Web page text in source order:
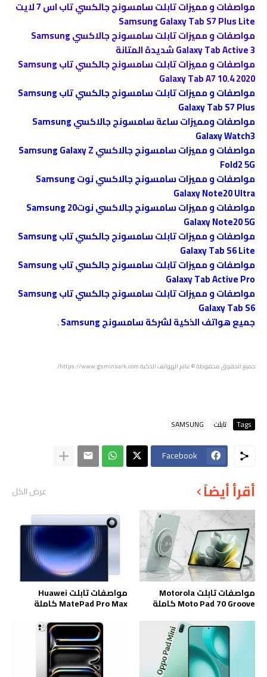
مواصفات و مميزات تابلت سامسونج جالكسي تاب اس 7 لايت
Samsung Galaxy Tab S7 Plus Lite
مواصفات و مميزات تابلت سامسونج جالاكسي Samsung
Galaxy Tab Active 3 شديدة المتانة
مواصفات و مميزات تابلت سامسونج جالكسي تاب Samsung
Galaxy Tab A7 10.4 2020
مواصفات و مميزات تابلت سامسونج جالكسي تاب Samsung
Galaxy Tab S7 Plus
مواصفات ومميزات ساعة سامسونج جالاكسي Samsung
Galaxy Watch3
مواصفات و مميزات سامسونج جالاكسي Samsung Galaxy Z
Fold2 5G
مواصفات و مميزات سامسونج جالاكسي نوت Samsung
Galaxy Note20 Ultra
مواصفات و مميزات سامسونج جالاكسي نوت20 Samsung
Galaxy Note20 5G
مواصفات و مميزات تابلت سامسونج جالكسي تاب Samsung
Galaxy Tab S6 Lite
مواصفات و مميزات تابلت سامسونج جالكسي تاب Samsung
Galaxy Tab Active Pro
مواصفات و مميزات تابلت سامسونج جالكسي تاب Samsung
Galaxy Tab S6
جميع هواتف الذكية لشركة سامسونج Samsung
.
جميع الحقوق محفوظة © عالم الهواتف الذكية https://www.gsminsark.com/.
Tags تابلت SAMSUNG
Facebook
أقرأ أيضاً عرض الكل
مواصفات تابلت Motorola
Moto Pad 70 Groove كاملة
مواصفات تابلت Huawei
MatePad Pro Max كاملة